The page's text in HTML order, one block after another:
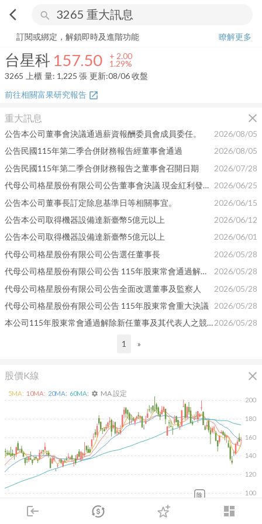
arrow_back_ios search
login dashboard
市場 登入
台星科 157.50+1.29%
訂閱或綁定，解鎖即時及進階功能
瞭解更多
台星科 157.50 + 2.00
1.29%
3265
上櫃 量: 1,225 張 更新:08/06 收盤
前往相關富果研究報告 open_in_new
重大訊息 close
公告本公司董事會決議通過薪資報酬委員會成員委任。
2026/08/05
公告民國115年第二季合併財務報告經董事會通過
2026/08/05
公告民國115年第二季合併財務報告之董事會召開日期
2026/07/28
代母公司格星股份有限公司公告董事會決議 現金紅利發放相關日期 2026/06/25
公告本公司董事長訂定除息基準日等相關事宜。
2026/06/15
公告本公司取得機器設備達新臺幣5億元以上
2026/06/12
公告本公司取得機器設備達新臺幣5億元以上
2026/06/01
代母公司格星股份有限公司公告選任董事長
2026/05/28
代母公司格星股份有限公司公告 115年股東常會通過解除新任董事及其代表人之競業限制
2026/05/28
代母公司格星股份有限公司公告全面改選董事及監察人
2026/05/28
代母公司格星股份有限公司公告 115年股東常會重大決議
2026/05/28
本公司115年股東常會通過解除新任董事及其代表人之競業限制2026/05/28
1 »
股價K線 close
2026/02/09 2026/04/09 2026/05/27 2026/07/15
100
120
140
160
180
200
5MA: 10MA: 20MA: 60MA: settings MA 設定
除